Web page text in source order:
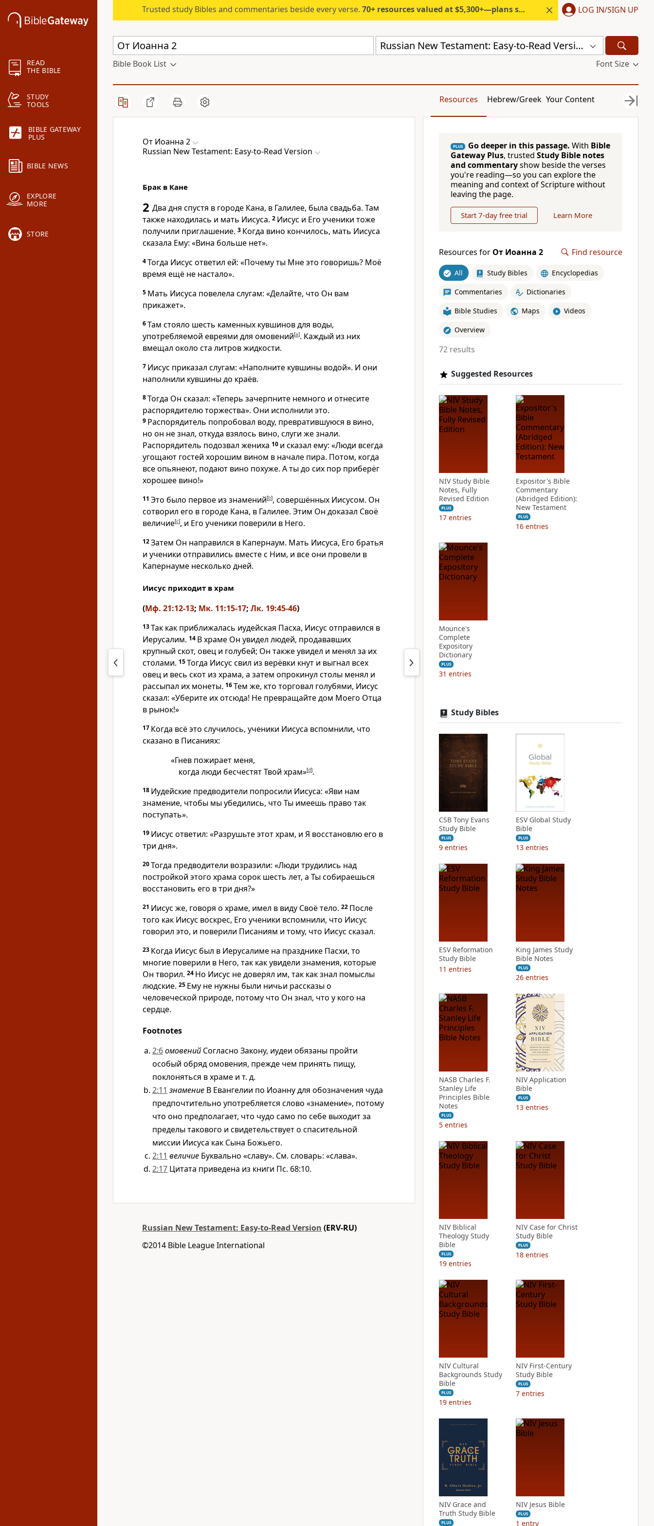
READ
THE BIBLE
STUDY
TOOLS
BIBLE GATEWAY
PLUS
BIBLE NEWS
EXPLORE
MORE
STORE
Trusted study Bibles and commentaries beside every verse. 70+ resources valued at $5,300+—plans start under $6/month. LOG IN/SIGN UP
Russian New Testament: Easy-to-Read Version (ERV-RU)
Bible Book List Font Size
Resources Hebrew/Greek Your Content
От Иоанна 2
Russian New Testament: Easy-to-Read Version
Брак в Кане
2 Два дня спустя в городе Кана, в Галилее, была свадьба. Там
также находилась и мать Иисуса. 2 Иисус и Его ученики тоже
получили приглашение. 3 Когда вино кончилось, мать Иисуса
сказала Ему: «Вина больше нет».
4Тогда Иисус ответил ей: «Почему ты Мне это говоришь? Моё
время ещё не настало».
5 Мать Иисуса повелела слугам: «Делайте, что Он вам
прикажет».
6Там стояло шесть каменных кувшинов для воды,
употребляемой евреями для омовений[a]. Каждый из них
вмещал около ста литров жидкости.
7 Иисус приказал слугам: «Наполните кувшины водой». И они
наполнили кувшины до краёв.
8Тогда Он сказал: «Теперь зачерпните немного и отнесите
распорядителю торжества». Они исполнили это.
9 Распорядитель попробовал воду, превратившуюся в вино,
но он не знал, откуда взялось вино, слуги же знали.
Распорядитель подозвал жениха 10 и сказал ему: «Люди всегда
угощают гостей хорошим вином в начале пира. Потом, когда
все опьянеют, подают вино похуже. А ты до сих пор приберёг
хорошее вино!»
11 Это было первое из знамений[b], совершённых Иисусом. Он
сотворил его в городе Кана, в Галилее. Этим Он доказал Своё
величие[c], и Его ученики поверили в Него.
12Затем Он направился в Капернаум. Мать Иисуса, Его братья
и ученики отправились вместе с Ним, и все они провели в
Капернауме несколько дней.
Иисус приходит в храм
(Мф. 21:12-13; Мк. 11:15-17; Лк. 19:45-46)
13Так как приближалась иудейская Пасха, Иисус отправился в
Иерусалим. 14 В храме Он увидел людей, продававших
крупный скот, овец и голубей; Он также увидел и менял за их
столами. 15Тогда Иисус свил из верёвки кнут и выгнал всех
овец и весь скот из храма, а затем опрокинул столы менял и
рассыпал их монеты. 16Тем же, кто торговал голубями, Иисус
сказал: «Уберите их отсюда! Не превращайте дом Моего Отца
в рынок!»
17 Когда всё это случилось, ученики Иисуса вспомнили, что
сказано в Писаниях:
«Гнев пожирает меня,
когда люди бесчестят Твой храм»[d].
18 Иудейские предводители попросили Иисуса: «Яви нам
знамение, чтобы мы убедились, что Ты имеешь право так
поступать».
19 Иисус ответил: «Разрушьте этот храм, и Я восстановлю его в
три дня».
20Тогда предводители возразили: «Люди трудились над
постройкой этого храма сорок шесть лет, а Ты собираешься
восстановить его в три дня?»
21 Иисус же, говоря о храме, имел в виду Своё тело. 22 После
того как Иисус воскрес, Его ученики вспомнили, что Иисус
говорил это, и поверили Писаниям и тому, что Иисус сказал.
23 Когда Иисус был в Иерусалиме на празднике Пасхи, то
многие поверили в Него, так как увидели знамения, которые
Он творил. 24 Но Иисус не доверял им, так как знал помыслы
людские. 25 Ему не нужны были ничьи рассказы о
человеческой природе, потому что Он знал, что у кого на
сердце.
Footnotes
2:6омовений Согласно Закону, иудеи обязаны пройти
особый обряд омовения, прежде чем принять пищу,
поклоняться в храме и т. д.
2:11 знамение В Евангелии по Иоанну для обозначения чуда
предпочтительно употребляется слово «знамение», потому
что оно предполагает, что чудо само по себе выходит за
пределы такового и свидетельствует о спасительной
миссии Иисуса как Сына Божьего.
2:11 величие Буквально «славу». См. словарь: «слава».
2:17 Цитата приведена из книги Пс. 68:10.
Russian New Testament: Easy-to-Read Version (ERV-RU)
©2014 Bible League International
PLUS Go deeper in this passage. With Bible
Gateway Plus, trusted Study Bible notes
and commentaryshow beside the verses
you're reading—so you can explore the
meaning and context of Scripture without
leaving the page.
Start 7-day free trial Learn More
Resources for От Иоанна 2 Find resource
All Study Bibles Encyclopedias
Commentaries Dictionaries
Bible Studies Maps Videos
Overview
72 results
Suggested Resources
NIV Study Bible
Notes, Fully
Revised Edition
PLUS
17 entries
Expositor's Bible
Commentary
(Abridged Edition):
New Testament
PLUS
16 entries
Mounce's
Complete
Expository
Dictionary
PLUS
31 entries
Study Bibles
CSB Tony Evans
Study Bible
PLUS
9 entries
ESV Global Study
Bible
PLUS
13 entries
ESV Reformation
Study Bible
11 entries
King James Study
Bible Notes
PLUS
26 entries
NASB Charles F.
Stanley Life
Principles Bible
Notes
PLUS
5 entries
NIV Application
Bible
PLUS
13 entries
NIV Biblical
Theology Study
Bible
PLUS
19 entries
NIV Case for Christ
Study Bible
PLUS
18 entries
NIV Cultural
Backgrounds Study
Bible
PLUS
19 entries
NIV First-Century
Study Bible
PLUS
7 entries
NIV Grace and
Truth Study Bible
PLUS
NIV Jesus Bible
PLUS
1 entry